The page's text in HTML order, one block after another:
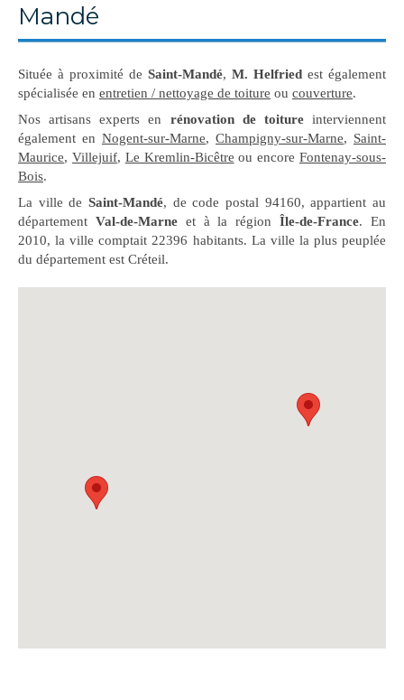
Mandé
Située à proximité de Saint-Mandé, M. Helfried est également
spécialisée en entretien / nettoyage de toiture ou couverture.
Nos artisans experts en rénovation de toitureinterviennent
également en Nogent-sur-Marne, Champigny-sur-Marne, Saint-
Maurice, Villejuif, Le Kremlin-Bicêtre ou encoreFontenay-sous-
Bois.
La ville de Saint-Mandé, de code postal 94160, appartient au
département Val-de-Marneet à la régionÎle-de-France. En
2010, la ville comptait 22396 habitants. La ville la plus peuplée
du département est Créteil.